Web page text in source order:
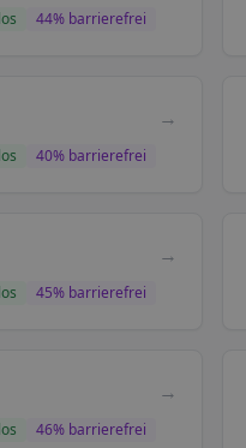
44% barrierefrei
→
40% barrierefrei
→
45% barrierefrei
→
46% barrierefrei